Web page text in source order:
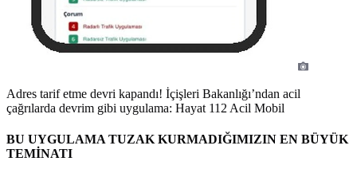
Adres tarif etme devri kapandı! İçişleri Bakanlığı’ndan acil
çağrılarda devrim gibi uygulama: Hayat 112 Acil Mobil
BU UYGULAMA TUZAK KURMADIĞIMIZIN EN BÜYÜK
TEMİNATI